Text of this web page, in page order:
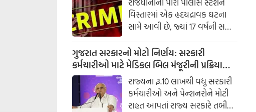
વિસ્તારમાં એક હૃદયદ્રાવક ઘટના
સામે આવી છે, જ્યાં 17 વર્ષની સગીર
વિદ્યાર્થીનીની તેના જ ઘરમાં ગળું
કાપીને નિર્મમ હત્યા કરવામાં આવી
હતી. ઘટના સમયે વિદ્યાર્થીની ઘરમાં
ગુજરાત સરકારનો મોટો નિર્ણય: સરકારી
કર્મચારીઓ માટે મેડિકલ બિલ મંજૂરીની પ્રક્રિયા
બની સરળ
રાજ્યના રૂ.10 લાખથી વધુ સરકારી
કર્મચારીઓ અને પેન્શનરોને મોટી
રાહત આપતાં રાજ્ય સરકારે તબીબી